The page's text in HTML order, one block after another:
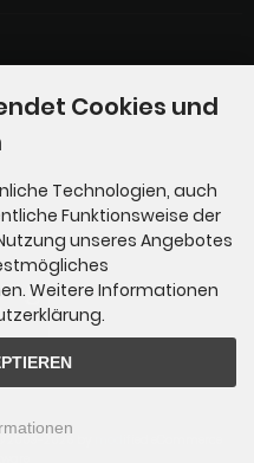
Cookies und
Technologien, auch
Funktionsweise der
unseres Angebotes
Weitere Informationen